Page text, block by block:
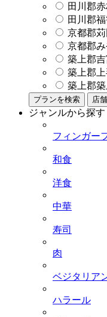
田川郡
田川郡
京都郡
京都郡
築上郡
築上郡
築上郡
プランを検索 店
ジャンルから探す
フィンガー
和食
洋食
中華
寿司
肉
ベジタリア
ハラール